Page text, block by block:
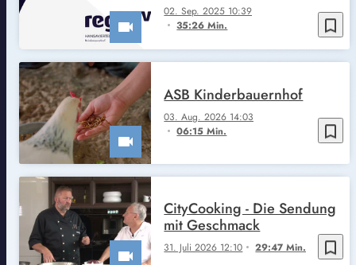
bookmark_border
02. Sep. 2025 10:39
35:26 Min.
bookmark_border
03. Aug. 2026 14:03
06:15 Min.
ASB Kinderbauernhof
bookmark_border
31. Juli 2026 12:10 29:47 Min.
CityCooking - Die Sendung
mit Geschmack